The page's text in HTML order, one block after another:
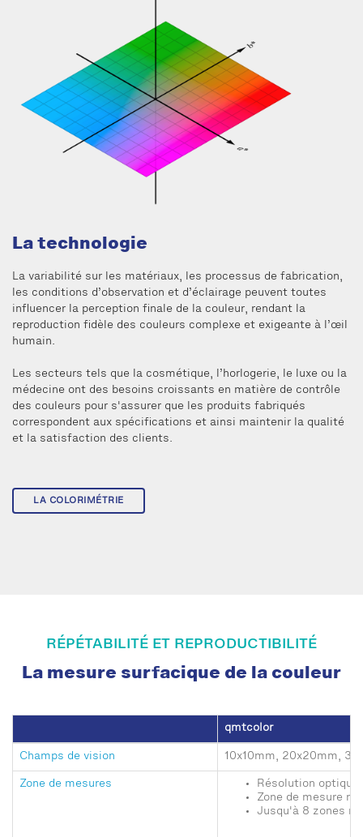
La technologie
La variabilité sur les matériaux, les processus de fabrication,
les conditions d’observation et d’éclairage peuvent toutes
influencer la perception finale de la couleur, rendant la
reproduction fidèle des couleurs complexe et exigeante à l’œil
humain.
Les secteurs tels que la cosmétique, l’horlogerie, le luxe ou la
médecine ont des besoins croissants en matière de contrôle
des couleurs pour s'assurer que les produits fabriqués
correspondent aux spécifications et ainsi maintenir la qualité
et la satisfaction des clients.
LA COLORIMÉTRIE
RÉPÉTABILITÉ ET REPRODUCTIBILITÉ
La mesure surfacique de la couleur
qmtcolor
Champs de vision 10x10mm, 20x20mm,
Zone de mesures
Résolution optique
Zone de mesure
Jusqu'à 8 zones